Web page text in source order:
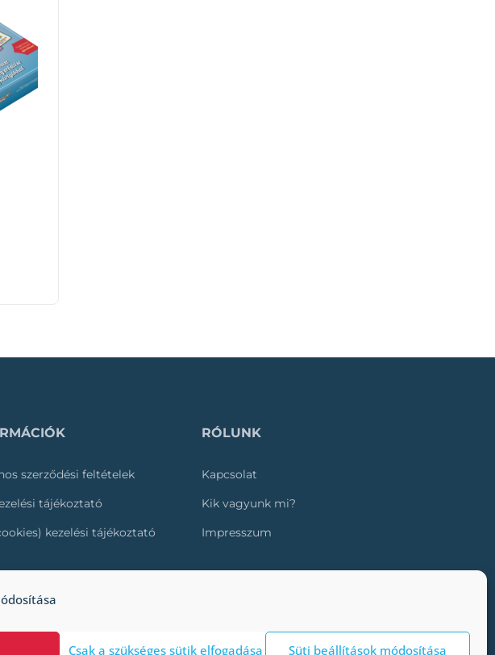
Csak a szükséges sütik elfogadása Süti beállítások módosítása
szerződési feltételek
tájékoztató
kezelési tájékoztató
RÓLUNK
Kapcsolat
Kik vagyunk mi?
Impresszum